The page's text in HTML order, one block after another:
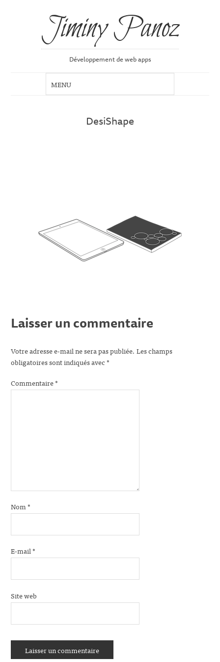
Jiminy Panoz
Développement de web apps
DesiShape
Laisser un commentaire
Votre adresse e-mail ne sera pas publiée. Les champs
obligatoires sont indiqués avec*
Commentaire*
Nom*
E-mail*
Site web